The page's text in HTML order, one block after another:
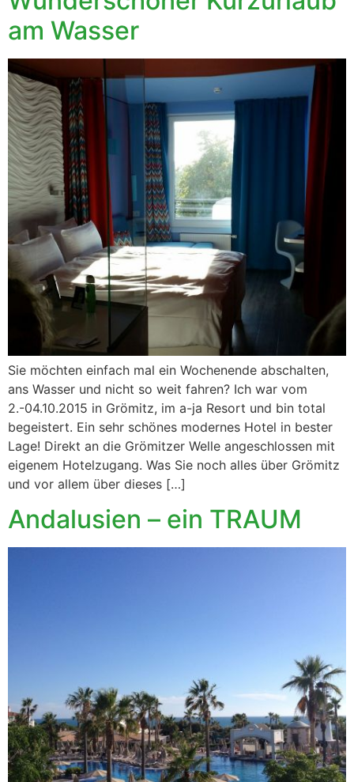
am Wasser
Sie möchten einfach mal ein Wochenende abschalten,
ans Wasser und nicht so weit fahren? Ich war vom
2.-04.10.2015 in Grömitz, im a-ja Resort und bin total
begeistert. Ein sehr schönes modernes Hotel in bester
Lage! Direkt an die Grömitzer Welle angeschlossen mit
eigenem Hotelzugang. Was Sie noch alles über Grömitz
und vor allem über dieses […]
Andalusien – ein TRAUM